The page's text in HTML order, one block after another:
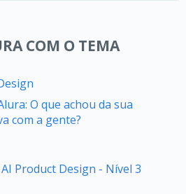
COM O TEMA
O que achou da sua
com a gente?
Product Design - Nível 3